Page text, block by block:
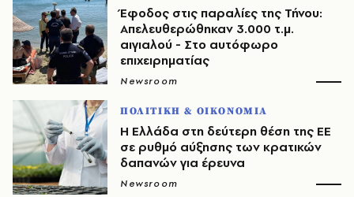
Έφοδος στις παραλίες της Τήνου:
Απελευθερώθηκαν 3.000 τ.μ.
αιγιαλού - Στο αυτόφωρο
επιχειρηματίας
Newsroom
ΠΟΛΙΤΙΚΗ & ΟΙΚΟΝΟΜΙΑ
H Ελλάδα στη δεύτερη θέση της ΕΕ
σε ρυθμό αύξησης των κρατικών
δαπανών για έρευνα
Newsroom